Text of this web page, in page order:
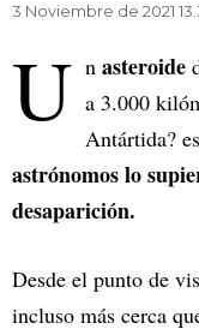
3 Noviembre de 2021
U n asteroide
a 3.000
Antártida?
astrónomos lo
desaparición.
Desde el punto de
incluso más cerca